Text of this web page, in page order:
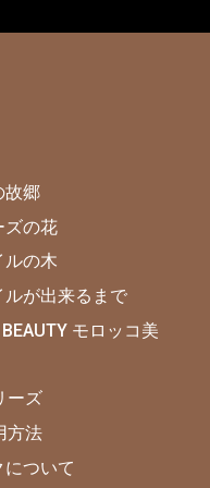
故郷
ズの花
ルの木
が出来るまで
モロッコ美
ーズ
方法
ついて